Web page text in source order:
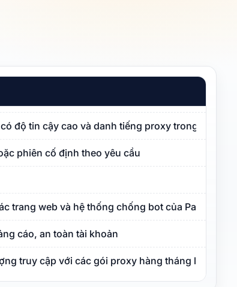
độ tin cậy cao và danh tiếng proxy trong sạch
phiên cố định theo yêu cầu
trang web và hệ thống chống bot của Pakistan
cáo, an toàn tài khoản
truy cập với các gói proxy hàng tháng linh hoạt